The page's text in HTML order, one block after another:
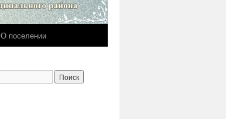
О поселении